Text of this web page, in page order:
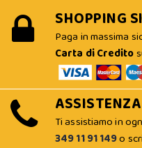
SHOPPING
Paga in massima
Carta di Credito
Ti assistiamo in
349 11 91 149o